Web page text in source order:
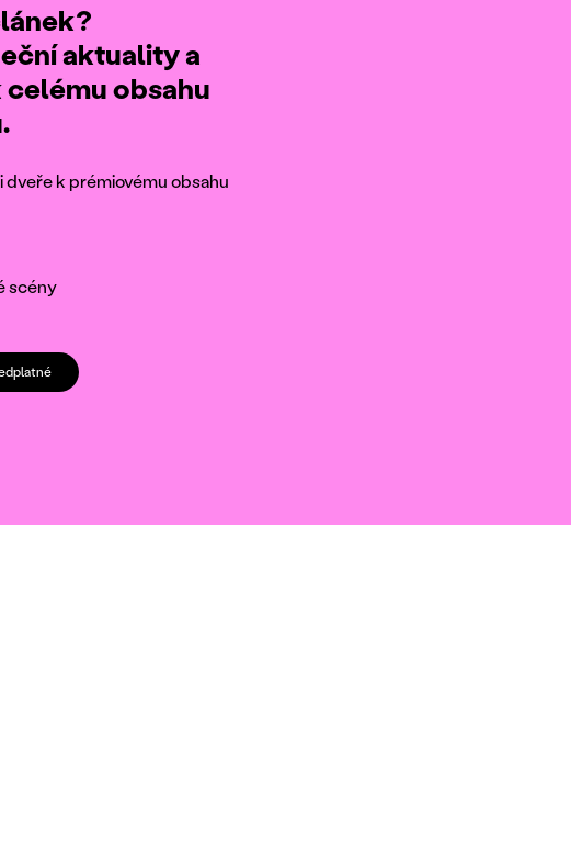
aktuality a
obsahu
k prémiovému obsahu
scény